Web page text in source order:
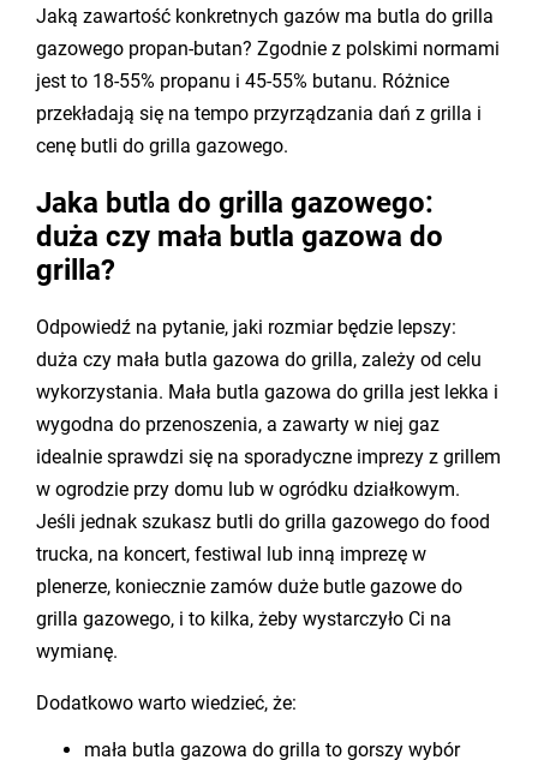
Jaką zawartość konkretnych gazów ma butla do grilla
gazowego propan-butan? Zgodnie z polskimi normami
jest to 18-55% propanu i 45-55% butanu. Różnice
przekładają się na tempo przyrządzania dań z grilla i
cenę butli do grilla gazowego.
Jaka butla do grilla gazowego:
duża czy mała butla gazowa do
grilla?
Odpowiedź na pytanie, jaki rozmiar będzie lepszy:
duża czy mała butla gazowa do grilla, zależy od celu
wykorzystania. Mała butla gazowa do grilla jest lekka i
wygodna do przenoszenia, a zawarty w niej gaz
idealnie sprawdzi się na sporadyczne imprezy z grillem
w ogrodzie przy domu lub w ogródku działkowym.
Jeśli jednak szukasz butli do grilla gazowego do food
trucka, na koncert, festiwal lub inną imprezę w
plenerze, koniecznie zamów duże butle gazowe do
grilla gazowego, i to kilka, żeby wystarczyło Ci na
wymianę.
Dodatkowo warto wiedzieć, że:
mała butla gazowa do grilla to gorszy wybór